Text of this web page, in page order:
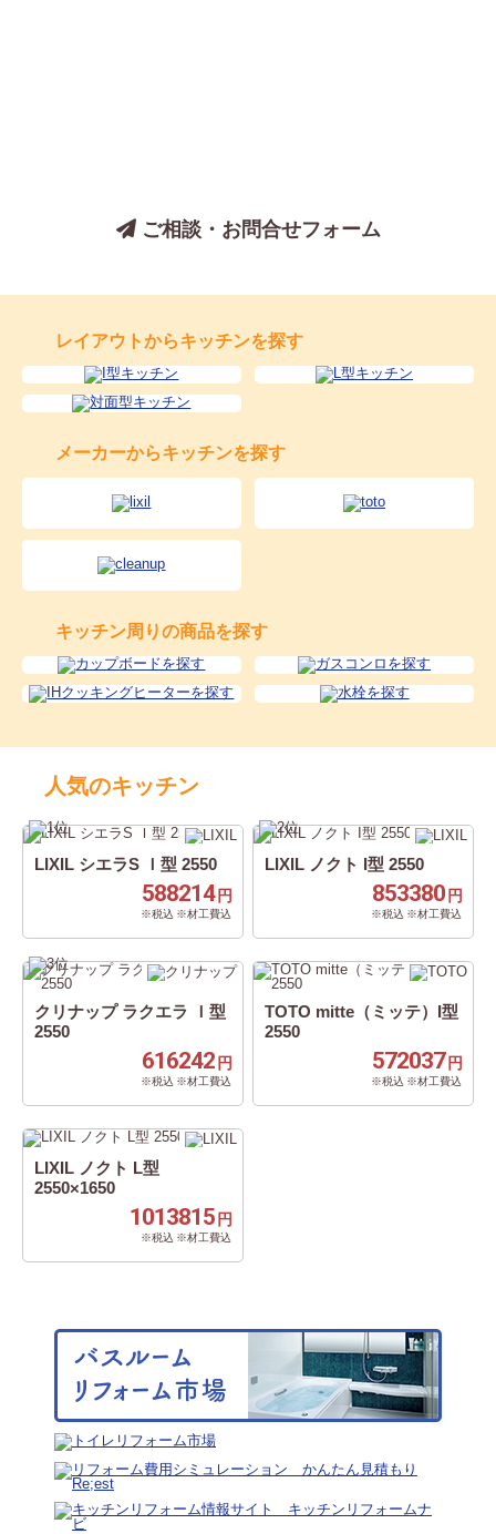
ご相談・お問合せフォーム
レイアウトからキッチンを探す
メーカーからキッチンを探す
キッチン周りの商品を探す
人気のキッチン
LIXIL シエラS Ｉ型 2550
588214円
※税込 ※材工費込
LIXIL ノクト I型 2550
853380円
※税込 ※材工費込
クリナップ ラクエラ Ｉ型
2550
616242円
※税込 ※材工費込
TOTO mitte（ミッテ）I型
2550
572037円
※税込 ※材工費込
LIXIL ノクト L型
2550×1650
1013815円
※税込 ※材工費込